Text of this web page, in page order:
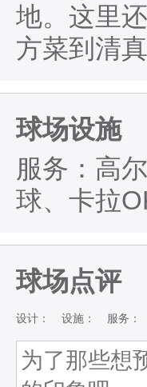
地。这里
方菜到清
球场设施
服务：高
球、卡拉
球场点评
设计： 设施： 服务：